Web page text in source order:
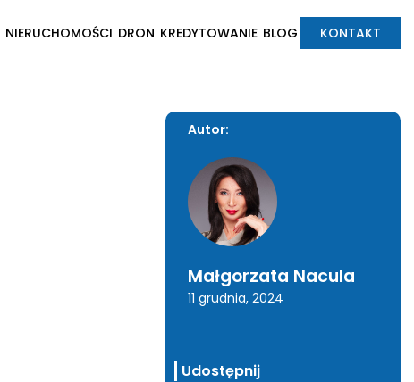
NIERUCHOMOŚCI DRON KREDYTOWANIE BLOG KONTAKT
Autor:
Małgorzata Nacula
11 grudnia, 2024
Udostępnij